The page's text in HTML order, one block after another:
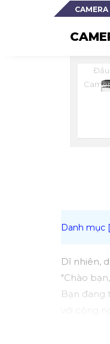
Đầu
Dĩ nhiên,
"Chào bạn,
Bạn đang